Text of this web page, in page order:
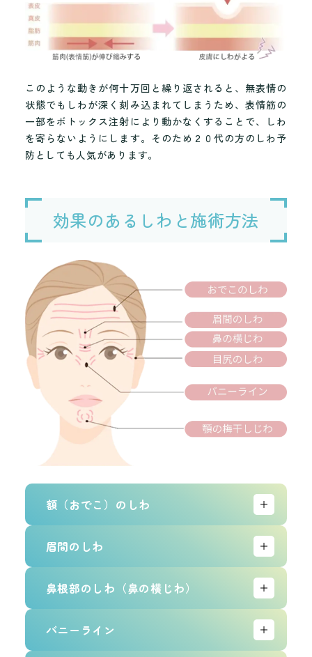
このような動きが何十万回と繰り返されると、無表情の
状態でもしわが深く刻み込まれてしまうため、表情筋の
一部をボトックス注射により動かなくすることで、しわ
を寄らないようにします。そのため２０代の方のしわ予
防としても人気があります。
効果のあるしわと施術方法
額（おでこ）のしわ
眉毛を上げたときに額にできる横じわです。眉毛を上げるた
めの筋肉である前頭筋の動きを止めることで改善できます。
しかし眉の近辺に打ち過ぎると、眉が動かなくなり表情が硬
くなる場合がありますので注入の位置や量に注意する必要が
あります。
眉間のしわ
皺眉筋(しゅうびきん)という表情筋が収縮すると眉頭を内側
下方に寄せて眉間に縦じわを作り、不機嫌に見えてしまいま
す。ボトックスを注入すると眉間のしわを改善することがで
鼻根部のしわ（鼻の横じわ）
鼻の付け根部分にできる横じわは鼻根筋と鼻筋いう表情筋に
よってできます。ボトックスを注入することにより、鼻根筋
バニーライン